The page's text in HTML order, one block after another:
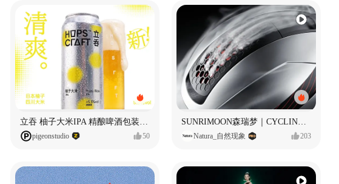
立吞 柚子大米IPA 精酿啤酒包装设计
pigeonstudio 50
SUNRIMOON森瑞梦｜CYCLING HELMET CG｜气动骑行头盔
Natura_自然现象 203